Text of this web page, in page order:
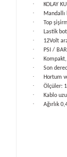
· KOLAY
·
· Top
· Lastik
· 12Volt
· PSI /
·
· Son
· Hortum
· Ölçüler:
· Kablo
· Ağırlık